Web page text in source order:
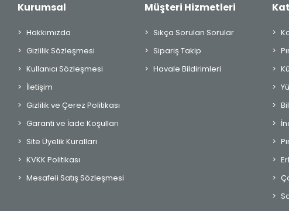
Kurumsal
Hakkımızda
Gizlilik Sözleşmesi
Kullanıcı Sözleşmesi
İletişim
Gizlilik ve Çerez Politikası
Garanti ve İade Koşulları
Site Üyelik Kuralları
KVKK Politikası
Mesafeli Satış Sözleşmesi
Müşteri Hizmetleri
Sıkça Sorulan Sorular
Sipariş Takip
Havale Bildirimleri